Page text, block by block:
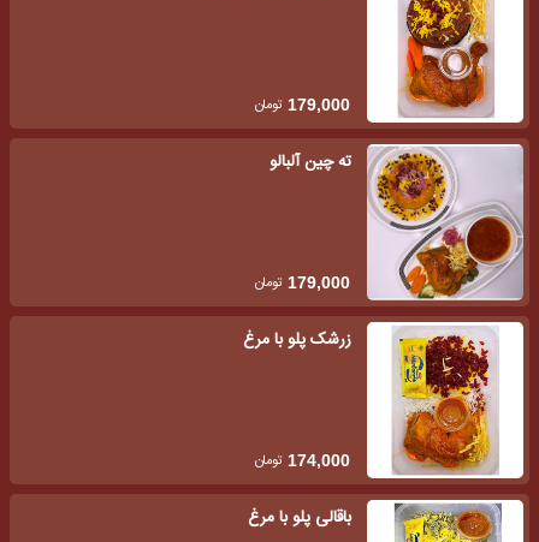
179,000 تومان
ته چین آلبالو
179,000 تومان
زرشک پلو با مرغ
174,000 تومان
باقالی پلو با مرغ